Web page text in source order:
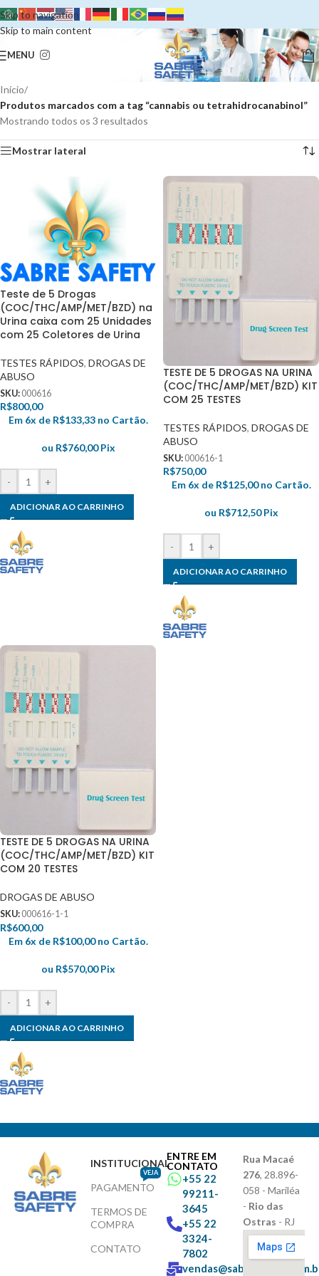
Skip to navigation
Skip to main content
MENU
Início/
Produtos marcados com a tag “cannabis ou tetrahidrocanabinol”
Mostrando todos os 3 resultados
Mostrar lateral
Teste de 5 Drogas
(COC/THC/AMP/MET/BZD) na
Urina caixa com 25 Unidades
com 25 Coletores de Urina
TESTES RÁPIDOS, DROGAS DE
ABUSO
SKU: 000616
R$800,00
Em 6x de R$133,33 no Cartão.
ou R$760,00 Pix
- +
ADICIONAR AO CARRINHO
TESTE DE 5 DROGAS NA URINA
(COC/THC/AMP/MET/BZD) KIT
COM 25 TESTES
TESTES RÁPIDOS, DROGAS DE
ABUSO
SKU: 000616-1
R$750,00
Em 6x de R$125,00 no Cartão.
ou R$712,50 Pix
- +
ADICIONAR AO CARRINHO
TESTE DE 5 DROGAS NA URINA
(COC/THC/AMP/MET/BZD) KIT
COM 20 TESTES
DROGAS DE ABUSO
SKU: 000616-1-1
R$600,00
Em 6x de R$100,00 no Cartão.
ou R$570,00 Pix
- +
ADICIONAR AO CARRINHO
INSTITUCIONAL
PAGAMENTO
VEJA
TERMOS DE
COMPRA
CONTATO
ENTRE EM
CONTATO
+55 22
99211-
3645
+55 22
3324-
7802
Rua Macaé
276, 28.896-
058 - Mariléa
- Rio das
Ostras - RJ